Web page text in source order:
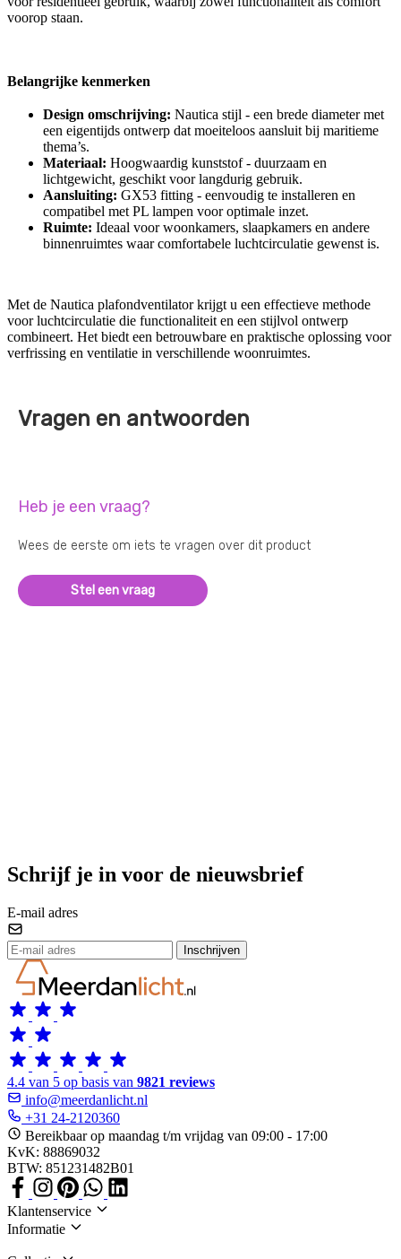
voorop staan.
Belangrijke kenmerken
Design omschrijving: Nautica stijl - een brede diameter met
een eigentijds ontwerp dat moeiteloos aansluit bij maritieme
thema’s.
Materiaal: Hoogwaardig kunststof - duurzaam en
lichtgewicht, geschikt voor langdurig gebruik.
Aansluiting: GX53 fitting - eenvoudig te installeren en
compatibel met PL lampen voor optimale inzet.
Ruimte: Ideaal voor woonkamers, slaapkamers en andere
binnenruimtes waar comfortabele luchtcirculatie gewenst is.
Met de Nautica plafondventilator krijgt u een effectieve methode
voor luchtcirculatie die functionaliteit en een stijlvol ontwerp
combineert. Het biedt een betrouwbare en praktische oplossing voor
verfrissing en ventilatie in verschillende woonruimtes.
Vragen en antwoorden
Heb je een vraag?
Wees de eerste om iets te vragen over dit product
Stel een vraag
Schrijf je in voor de nieuwsbrief
E-mail adres
Inschrijven
4.4 van 5 op basis van 9821 reviews
info@meerdanlicht.nl
+31 24-2120360
Bereikbaar op maandag t/m vrijdag van 09:00 - 17:00
KvK: 88869032
BTW: 851231482B01
Klantenservice
Informatie